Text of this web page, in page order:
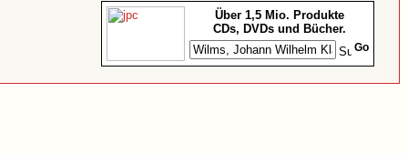
Über 1,5 Mio. Produkte
CDs, DVDs und Bücher.
Go